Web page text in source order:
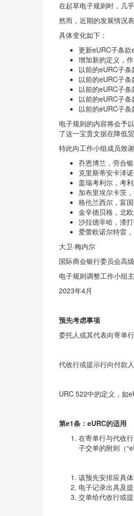
在起草电子规则时，几
然而，近期的发展情况
具体变化如下：
更新eURC子条
增加新的定义，
以前的eURC子条
以前的eURC子条
以前的eURC子条
以前的eURC子条
以前的eURC子条
电子规则的内容将会予
了这一宝贵文据在降低
特此向工作小组成员致谢
乔恩博兰，劳合
克里斯蒂安卡泽
盖瑞考利尔，考
加布里埃尔卡茨
格伦兰西尔，富
金辛德贝格，北
沙拉德辛哈，渣
爱蕾欧诺尔特雷
大卫·梅内尔
国际商会银行委员会高
电子规则调整工作小组
2023年4月
预先考虑事项
委托人或其代表向寄单
代收行或提示行向付款
URC 522中的定义，如
第e1条 ： eURC的适用
在寄单行与代收
子交单的附则（
该预先安排应具体
电子记录出具及
交单给代收行或提